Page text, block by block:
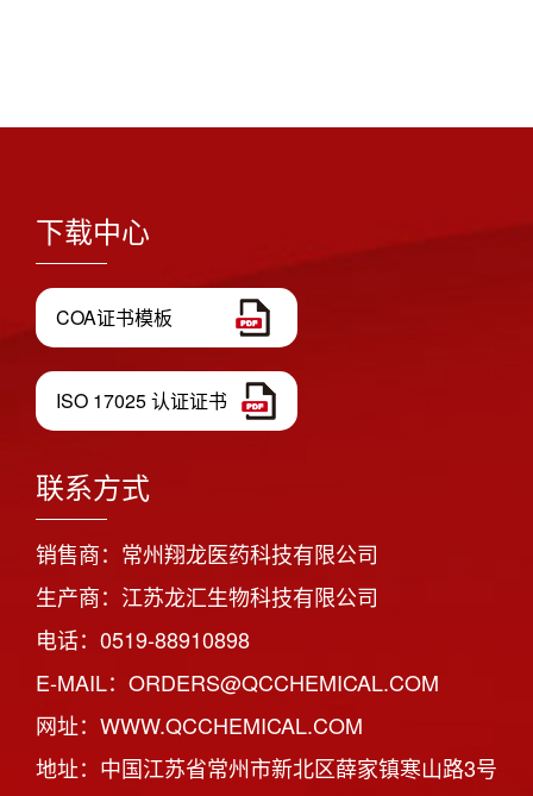
下载中心
COA证书模板
ISO 17025 认证证书
联系方式
销售商：常州翔龙医药科技有限公司
生产商：江苏龙汇生物科技有限公司
电话：0519-88910898
E-MAIL：ORDERS@QCCHEMICAL.COM
网址：WWW.QCCHEMICAL.COM
地址：中国江苏省常州市新北区薛家镇寒山路3号